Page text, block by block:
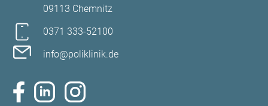
09113 Chemnitz
0371 333-52100
info@poliklinik.de